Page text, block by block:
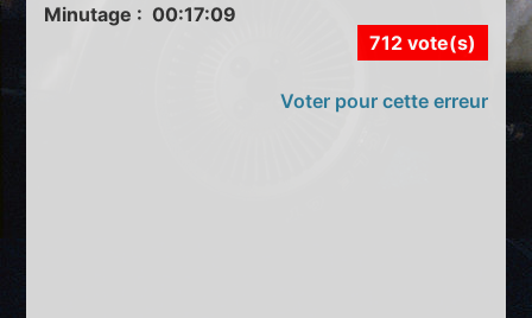
Minutage : 00:17:09
712 vote(s)
Voter pour cette erreur